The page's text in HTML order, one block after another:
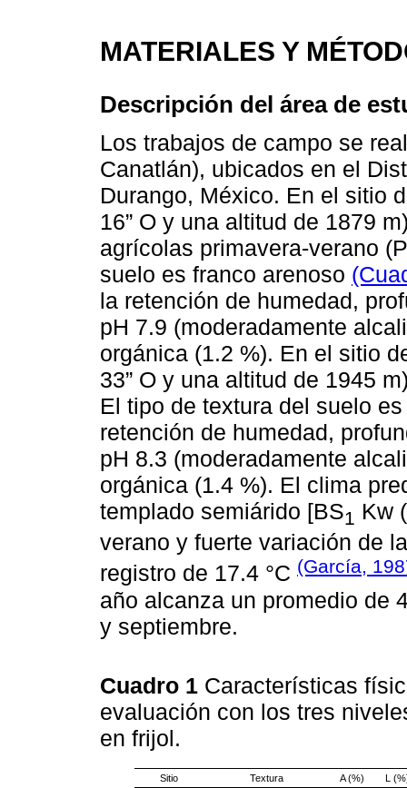
MATERIALES Y
Descripción del área de
Los trabajos de campo se
Canatlán), ubicados en el
Durango, México. En el sitio
16” O y una altitud de 1879
agrícolas primavera-verano
suelo es franco arenoso
la retención de humedad,
pH 7.9 (moderadamente
orgánica (1.2 %). En el sitio
33” O y una altitud de 1945
El tipo de textura del suelo
retención de humedad,
pH 8.3 (moderadamente
orgánica (1.4 %). El clima
templado semiárido [BS1 Kw
verano y fuerte variación de
registro de 17.4 °C (García,
año alcanza un promedio de
y septiembre.
Cuadro 1 Características
evaluación con los tres
en frijol.
Sitio Textura A (%)
L